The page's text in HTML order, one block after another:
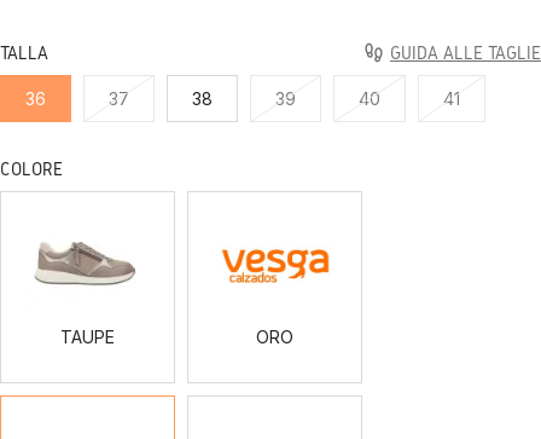
TALLA GUIDA ALLE TAGLIE
36 37 38 39 40 41
COLORE
TAUPE ORO